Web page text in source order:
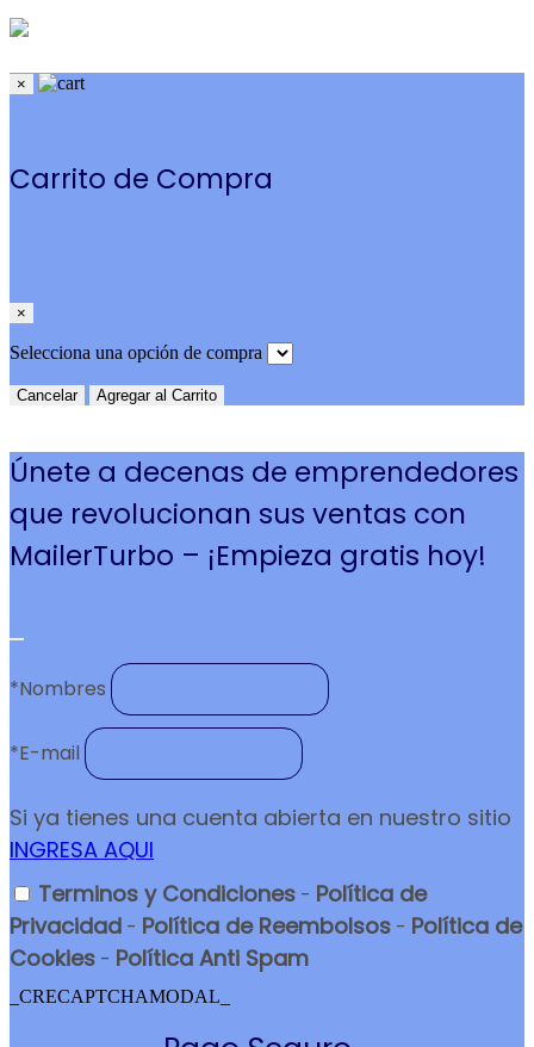
×
Carrito de Compra
×
Selecciona una opción de compra
Cancelar Agregar al Carrito
Únete a decenas de emprendedores
que revolucionan sus ventas con
MailerTurbo – ¡Empieza gratis hoy!
*Nombres
*E-mail
Si ya tienes una cuenta abierta en nuestro sitio
INGRESA AQUI
Terminos y Condiciones - Política de
Privacidad - Política de Reembolsos - Política de
Cookies - Política Anti Spam
_CRECAPTCHAMODAL_